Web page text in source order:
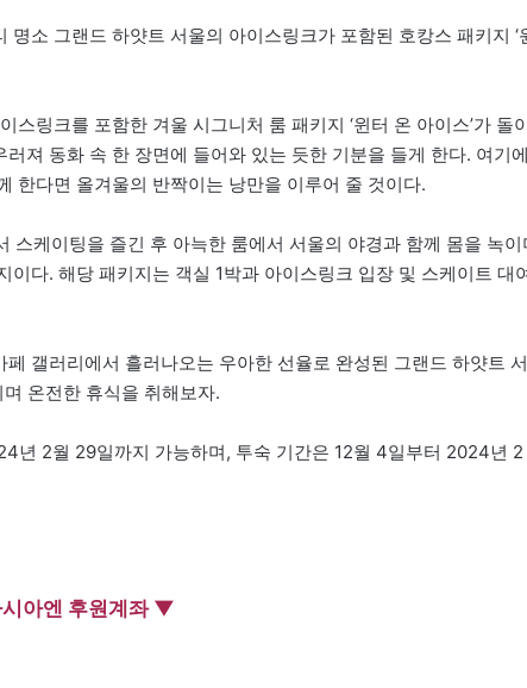
소 그랜드 하얏트 서울의 아이스링크가 포함된 호캉스 패키지 ‘
링크를 포함한 겨울 시그니처 룸 패키지 ‘윈터 온 아이스’가 돌
져 동화 속 한 장면에 들어와 있는 듯한 기분을 들게 한다. 여기에
한다면 올겨울의 반짝이는 낭만을 이루어 줄 것이다.
스케이팅을 즐긴 후 아늑한 룸에서 서울의 야경과 함께 몸을 녹이
다. 해당 패키지는 객실 1박과 아이스링크 입장 및 스케이트 대
갤러리에서 흘러나오는 우아한 선율로 완성된 그랜드 하얏트 서
온전한 휴식을 취해보자.
년 2월 29일까지 가능하며, 투숙 기간은 12월 4일부터 2024년 2
아엔 후원계좌 ▼